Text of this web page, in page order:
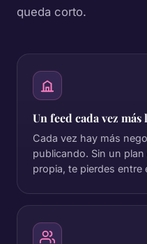
queda corto.
Un feed cada vez más
Cada vez hay más
publicando. Sin un
propia, te pierdes entre